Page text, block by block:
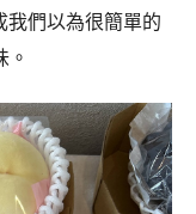
們以為很簡單的